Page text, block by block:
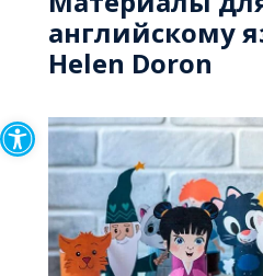
Открыть
английскому
Helen Doron